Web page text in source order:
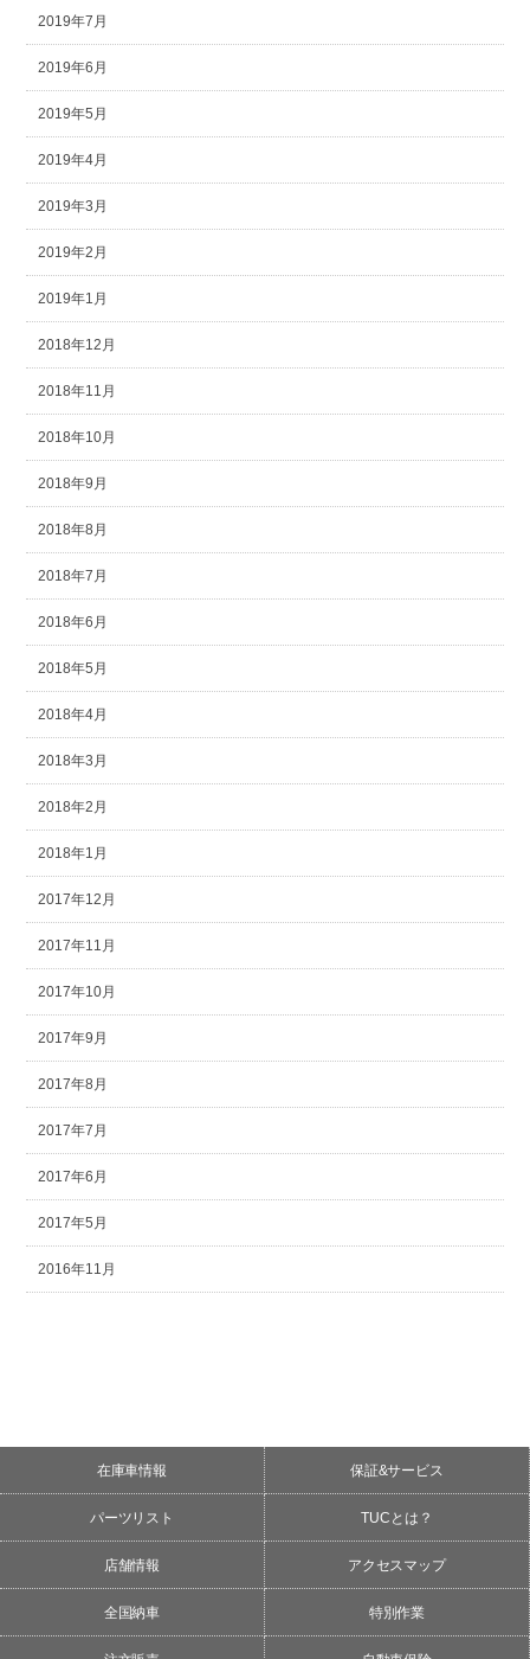
2019年7月
2019年6月
2019年5月
2019年4月
2019年3月
2019年2月
2019年1月
2018年12月
2018年11月
2018年10月
2018年9月
2018年8月
2018年7月
2018年6月
2018年5月
2018年4月
2018年3月
2018年2月
2018年1月
2017年12月
2017年11月
2017年10月
2017年9月
2017年8月
2017年7月
2017年6月
2017年5月
2016年11月
在庫車情報 保証&サービス
パーツリスト TUCとは？
店舗情報 アクセスマップ
全国納車 特別作業